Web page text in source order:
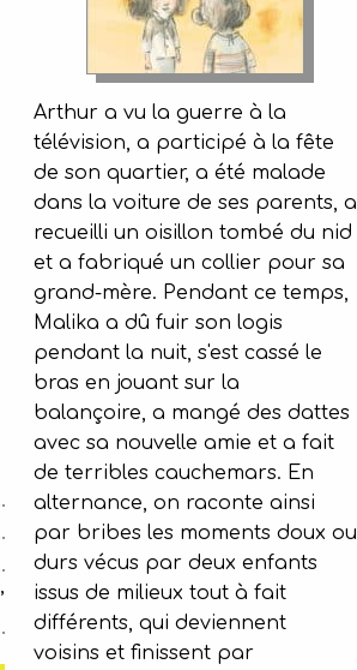
,
Arthur a vu la guerre à la
télévision, a participé à la fête
de son quartier, a été malade
dans la voiture de ses parents, a
recueilli un oisillon tombé du nid
et a fabriqué un collier pour sa
grand-mère. Pendant ce temps,
Malika a dû fuir son logis
pendant la nuit, s'est cassé le
bras en jouant sur la
balançoire, a mangé des dattes
avec sa nouvelle amie et a fait
de terribles cauchemars. En
alternance, on raconte ainsi
par bribes les moments doux ou
durs vécus par deux enfants
issus de milieux tout à fait
différents, qui deviennent
voisins et finissent par